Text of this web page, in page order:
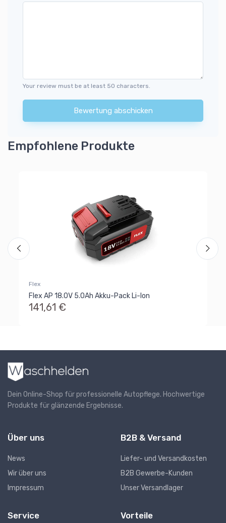
Your review must be at least 50 characters.
Bewertung abschicken
Empfohlene Produkte
Flex
Flex AP 18.0V 5.0Ah Akku-Pack Li-Ion
141,61 €
Dein Online-Shop für professionelle Autopflege. Hochwertige
Produkte für glänzende Ergebnisse.
Über uns
News
Wir über uns
Impressum
B2B & Versand
Liefer- und Versandkosten
B2B Gewerbe-Kunden
Unser Versandlager
Service Vorteile